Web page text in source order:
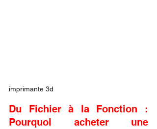
imprimante 3d
Du Fichier à la Fonction :
Pourquoi acheter une